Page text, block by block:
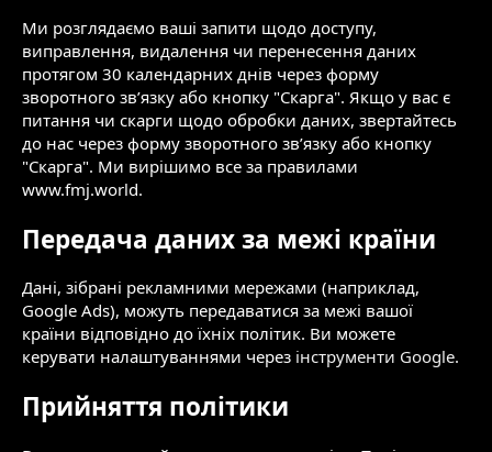
Ми розглядаємо ваші запити щодо доступу,
виправлення, видалення чи перенесення даних
протягом 30 календарних днів через форму
зворотного зв’язку або кнопку "Скарга". Якщо у вас є
питання чи скарги щодо обробки даних, звертайтесь
до нас через форму зворотного зв’язку або кнопку
"Скарга". Ми вирішимо все за правилами
www.fmj.world.
Передача даних за межі країни
Дані, зібрані рекламними мережами (наприклад,
Google Ads), можуть передаватися за межі вашої
країни відповідно до їхніх політик. Ви можете
керувати налаштуваннями через інструменти Google.
Прийняття політики